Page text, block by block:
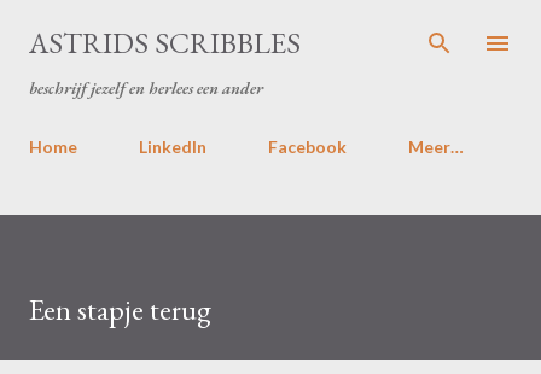
Doorgaan naar hoofdcontent
ASTRIDS SCRIBBLES
beschrijf jezelf en herlees een ander
Home LinkedIn Facebook Meer…
Een stapje terug